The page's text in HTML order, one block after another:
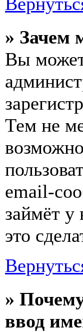
» Зачем
Вы
Тем не
email-
займёт у
это
»
ввод